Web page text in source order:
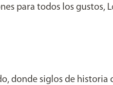
para todos los gustos,
donde siglos de historia